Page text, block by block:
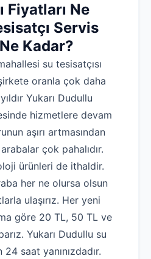
Fiyatları Ne
Servis
Kadar?
su tesisatçısı
oranla çok daha
Yukarı Dudullu
hizmetlere devam
aşırı artmasından
arabalar çok pahalıdır.
ürünleri de ithaldir.
her ne olursa olsun
ulaşırız. Her yeni
göre 20 TL, 50 TL ve
Yukarı Dudullu su
24 saat yanınızdadır.